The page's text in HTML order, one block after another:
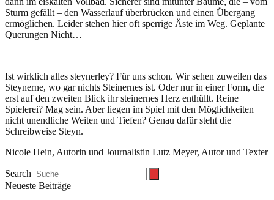
Sturm gefällt – den Wasserlauf überbrücken und einen Übergang
ermöglichen. Leider stehen hier oft sperrige Äste im Weg. Geplante
Querungen Nicht…
Ist wirklich alles steynerley? Für uns schon. Wir sehen zuweilen das
Steynerne, wo gar nichts Steinernes ist. Oder nur in einer Form, die
erst auf den zweiten Blick ihr steinernes Herz enthüllt. Reine
Spielerei? Mag sein. Aber liegen im Spiel mit den Möglichkeiten
nicht unendliche Weiten und Tiefen? Genau dafür steht die
Schreibweise Steyn.
Nicole Hein, Autorin und Journalistin Lutz Meyer, Autor und Texter
Search
Neueste Beiträge